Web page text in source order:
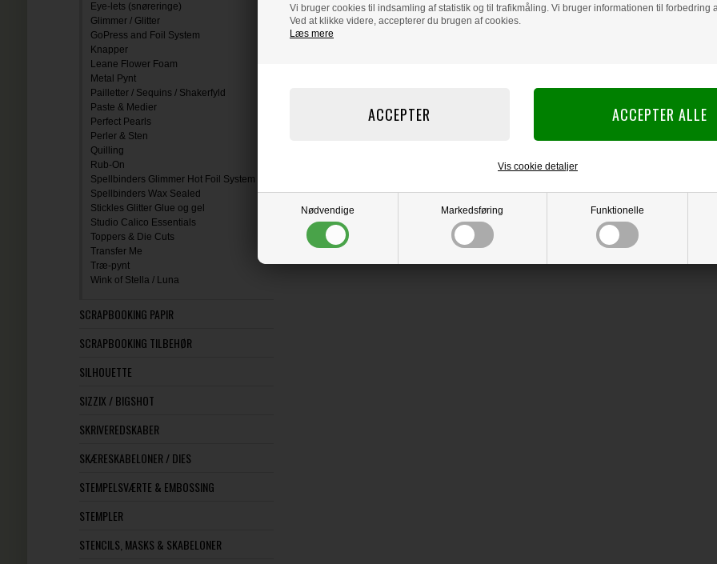
Vi bruger cookies til indsamling af statistik og til trafikmåling. Vi bruger informationen til forbedring
Ved at klikke videre, accepterer du brugen af cookies.
Læs mere
Nødvendige Markedsføring Funktionelle
Vis cookie detaljer
Eye-lets (snøreringe)
Glimmer / Glitter
GoPress and Foil System
Knapper
Leane Flower Foam
Metal Pynt
Pailletter / Sequins / Shakerfyld
Paste & Medier
Perfect Pearls
Perler & Sten
Quilling
Rub-On
Spellbinders Glimmer Hot Foil System
Spellbinders Wax Sealed
Stickles Glitter Glue og gel
Studio Calico Essentials
Toppers & Die Cuts
Transfer Me
Træ-pynt
Wink of Stella / Luna
SCRAPBOOKING PAPIR
SCRAPBOOKING TILBEHØR
SILHOUETTE
SIZZIX / BIGSHOT
SKRIVEREDSKABER
SKÆRESKABELONER / DIES
STEMPELSVÆRTE & EMBOSSING
STEMPLER
STENCILS, MASKS & SKABELONER